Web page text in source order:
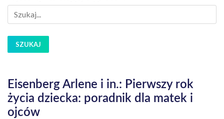
SZUKAJ
Eisenberg Arlene i in.: Pierwszy rok
życia dziecka: poradnik dla matek i
ojców